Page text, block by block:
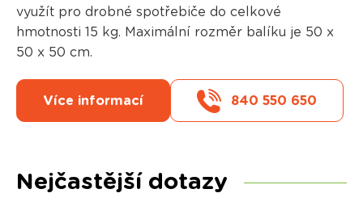
využít pro drobné spotřebiče do celkové
hmotnosti 15 kg. Maximální rozměr balíku je 50 x
50 x 50 cm.
Více informací 840 550 650
Nejčastější dotazy